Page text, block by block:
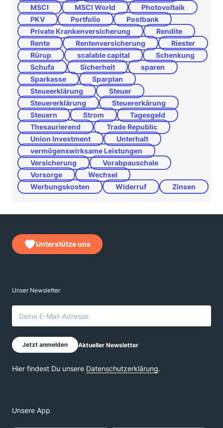
MSCI
MSCI World
Photovoltaik
PKV
Portfolio
Postbank
Private Krankenversicherung
Rendite
Rente
Rentenversicherung
Riester
Rürup
scalable capital
Schenkung
Schufa
Sicherheit
sparen
Sparkasse
Sparplan
Steueerklärung
Steuer
Steuererklärung
Steuererkärung
Steuern
Strom
Tagesgeld
Thesaurierend
Trade Republic
Union Investment
Unterhalt
vermögenswirksame Leistungen
Versicherung
Vorabpauschale
Vorsorge
Wechsel
Werbungskosten
Widerruf Zinsen
Unterstütze uns
Unsere App